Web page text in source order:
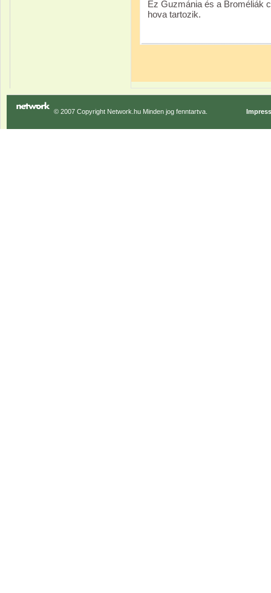
Ez Guzmánia és a Broméliák
hova tartozik.
© 2007 Copyright Network.hu Minden jog fenntartva.